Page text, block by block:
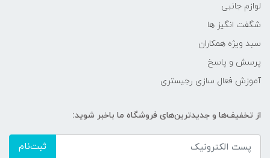
لوازم جانبی
شگفت انگیز ها
سبد ویژه همکاران
پرسش و پاسخ
آموزش فعال سازی رجیستری
از تخفیف‌ها و جدیدترین‌های فروشگاه ما باخبر شوید:
ثبت‌نام